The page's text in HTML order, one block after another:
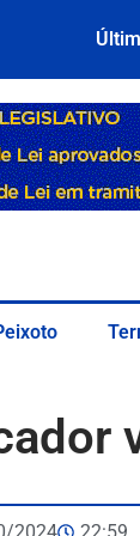
2024 22:59